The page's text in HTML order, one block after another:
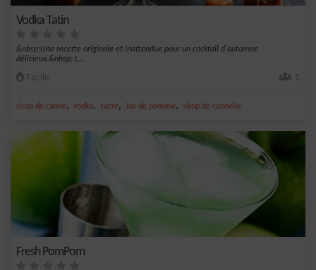
Vodka Tatin
&nbsp;Une recette originale et inattendue pour un cocktail d'automne
délicieux.&nbsp; L...
Facile 1
sirop de canne, vodka, sucre, Jus de pomme, sirop de cannelle
Fresh PomPom